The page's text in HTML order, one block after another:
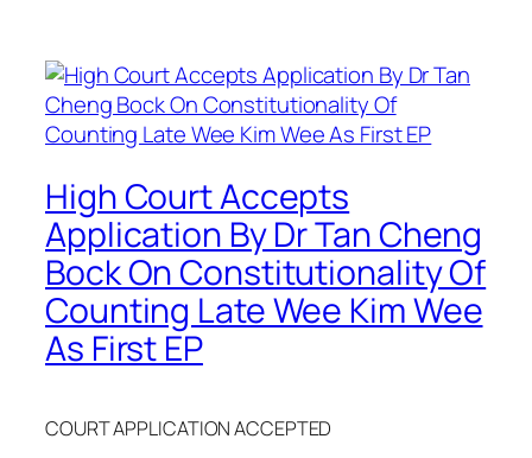
High Court Accepts
Application By Dr Tan Cheng
Bock On Constitutionality Of
Counting Late Wee Kim Wee
As First EP
COURT APPLICATION ACCEPTED